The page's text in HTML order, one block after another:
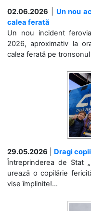
02.06.2026
Un nou
calea ferată
Un nou incident
2026, aproximativ la
calea ferată pe
29.05.2026
Dragi
Întreprinderea de Stat
urează o copilărie
vise împlinite!...